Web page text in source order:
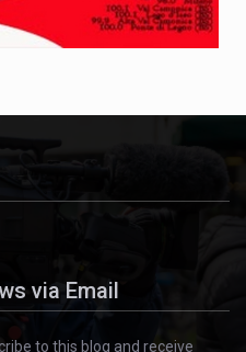
via Email
to this blog and receive